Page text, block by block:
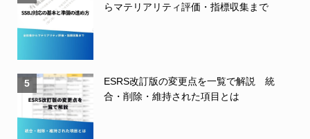
らマテリアリティ評価・指標収集まで
5
ESRS改訂版の変更点を一覧で解説 統
合・削除・維持された項目とは